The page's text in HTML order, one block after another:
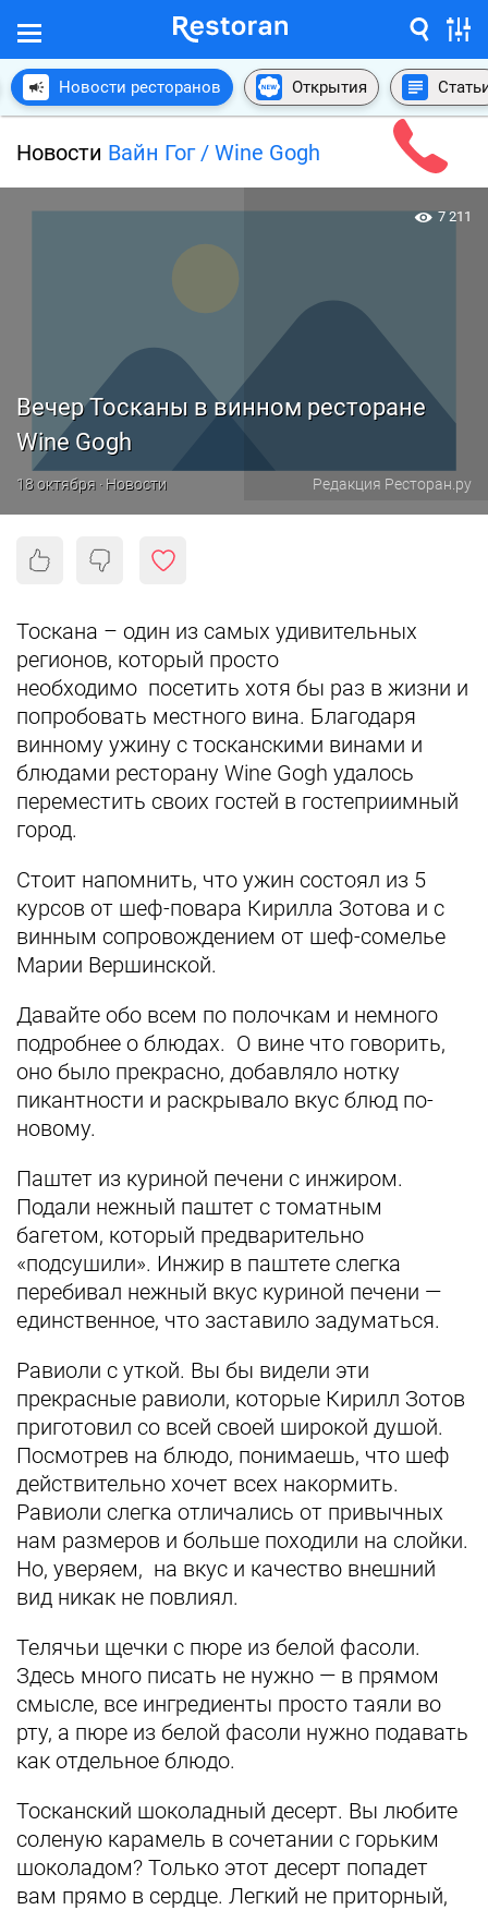
Новости ресторанов Открытия
Новости Вайн Гог / Wine Gogh
Вечер Тосканы в винном ресторане
Wine Gogh
18 октября · Новости Редакция Ресторан.ру
7 211
Тоскана – один из самых удивительных
регионов, который просто
необходимо посетить хотя бы раз в жизни и
попробовать местного вина. Благодаря
винному ужину с тосканскими винами и
блюдами ресторану Wine Gogh удалось
переместить своих гостей в гостеприимный
город.
Стоит напомнить, что ужин состоял из 5
курсов от шеф-повара Кирилла Зотова и с
винным сопровождением от шеф-сомелье
Марии Вершинской.
Давайте обо всем по полочкам и немного
подробнее о блюдах. О вине что говорить,
оно было прекрасно, добавляло нотку
пикантности и раскрывало вкус блюд по-
новому.
Паштет из куриной печени с инжиром.
Подали нежный паштет с томатным
багетом, который предварительно
«подсушили». Инжир в паштете слегка
перебивал нежный вкус куриной печени —
единственное, что заставило задуматься.
Равиоли с уткой. Вы бы видели эти
прекрасные равиоли, которые Кирилл Зотов
приготовил со всей своей широкой душой.
Посмотрев на блюдо, понимаешь, что шеф
действительно хочет всех накормить.
Равиоли слегка отличались от привычных
нам размеров и больше походили на слойки.
Но, уверяем, на вкус и качество внешний
вид никак не повлиял.
Телячьи щечки с пюре из белой фасоли.
Здесь много писать не нужно — в прямом
смысле, все ингредиенты просто таяли во
рту, а пюре из белой фасоли нужно подавать
как отдельное блюдо.
Тосканский шоколадный десерт. Вы любите
соленую карамель в сочетании с горьким
шоколадом? Только этот десерт попадет
вам прямо в сердце. Легкий не приторный,